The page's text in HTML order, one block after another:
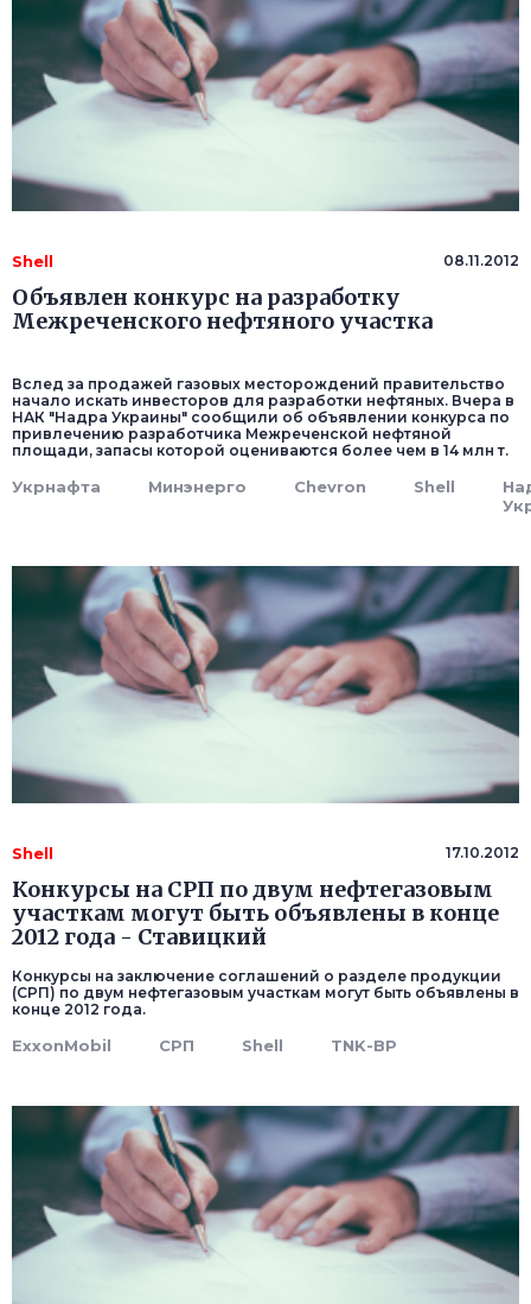
Shell 08.11.2012
Объявлен конкурс на разработку
Межреченского нефтяного участка
Вслед за продажей газовых месторождений правительство
начало искать инвесторов для разработки нефтяных. Вчера в
НАК "Надра Украины" сообщили об объявлении конкурса по
привлечению разработчика Межреченской нефтяной
площади, запасы которой оцениваются более чем в 14 млн т.
Укрнафта Минэнерго Chevron Shell
Shell 17.10.2012
Конкурсы на СРП по двум нефтегазовым
участкам могут быть объявлены в конце
2012 года - Ставицкий
Конкурсы на заключение соглашений о разделе продукции
(СРП) по двум нефтегазовым участкам могут быть объявлены в
конце 2012 года.
ExxonMobil СРП Shell TNK-BP